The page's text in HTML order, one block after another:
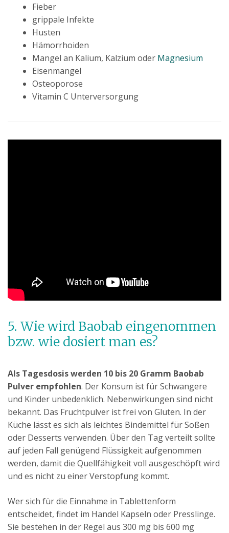
Fieber
grippale Infekte
Husten
Hämorrhoiden
Mangel an Kalium, Kalzium oder Magnesium
Eisenmangel
Osteoporose
Vitamin C Unterversorgung
5. Wie wird Baobab eingenommen
bzw. wie dosiert man es?
Als Tagesdosis werden 10 bis 20 Gramm Baobab
Pulver empfohlen. Der Konsum ist für Schwangere
und Kinder unbedenklich. Nebenwirkungen sind nicht
bekannt. Das Fruchtpulver ist frei von Gluten. In der
Küche lässt es sich als leichtes Bindemittel für Soßen
oder Desserts verwenden. Über den Tag verteilt sollte
auf jeden Fall genügend Flüssigkeit aufgenommen
werden, damit die Quellfähigkeit voll ausgeschöpft wird
und es nicht zu einer Verstopfung kommt.
Wer sich für die Einnahme in Tablettenform
entscheidet, findet im Handel Kapseln oder Presslinge.
Sie bestehen in der Regel aus 300 mg bis 600 mg